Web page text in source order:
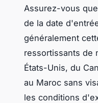
Assurez-vous
de la date
généralement
ressortissants de
États-Unis, du
au Maroc sans
les conditions